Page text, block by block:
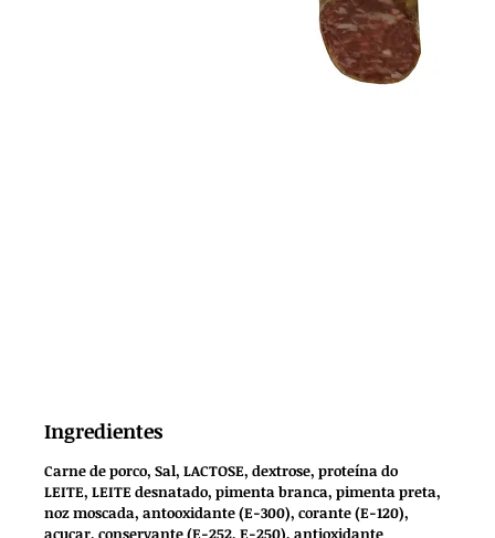
Ingredientes
Carne de porco, Sal, LACTOSE, dextrose, proteína do
LEITE, LEITE desnatado, pimenta branca, pimenta preta,
noz moscada, antooxidante (E-300), corante (E-120),
açucar, conservante (E-252, E-250), antioxidante